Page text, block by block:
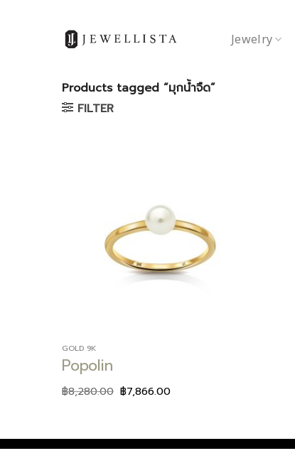
Jewelry
Products tagged “มุกน้ำจืด”
FILTER
GOLD 9K
Popolin
฿8,280.00 ฿7,866.00